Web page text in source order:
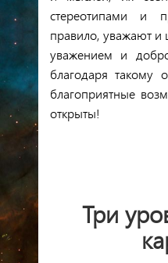
стереотипами и
правило, уважают и
уважением и
благодаря такому
благоприятные
открыты!
Три